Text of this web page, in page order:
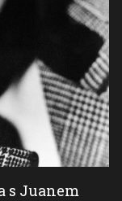
s Juanem